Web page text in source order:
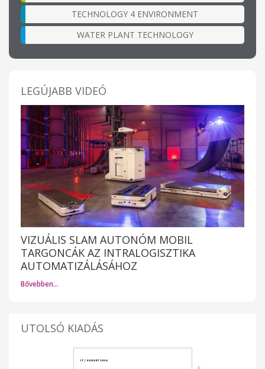
TECHNOLOGY 4 ENVIRONMENT
WATER PLANT TECHNOLOGY
LEGÚJABB VIDEÓ
VIZUÁLIS SLAM AUTONÓM MOBIL
TARGONCÁK AZ INTRALOGISZTIKA
AUTOMATIZÁLÁSÁHOZ
Bővebben…
UTOLSÓ KIADÁS